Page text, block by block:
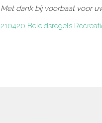
Met dank bij voorbaat voor
210420 Beleidsregels